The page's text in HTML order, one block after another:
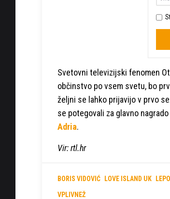
Svetovni televizijski fenomen
občinstvo po vsem svetu, bo
željni se lahko prijavijo v prvo
se potegovali za glavno
Adria.
Vir: rtl.hr
BORIS VIDOVIĆ LOVE ISLAND UK
VPLIVNEŽ